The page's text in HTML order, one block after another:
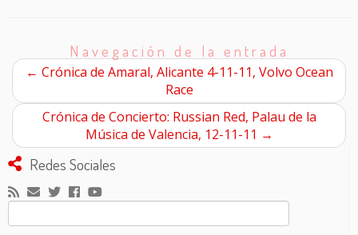
Navegación de la entrada
← Crónica de Amaral, Alicante 4-11-11, Volvo Ocean
Race
Crónica de Concierto: Russian Red, Palau de la
Música de Valencia, 12-11-11 →
Redes Sociales
Buscar: